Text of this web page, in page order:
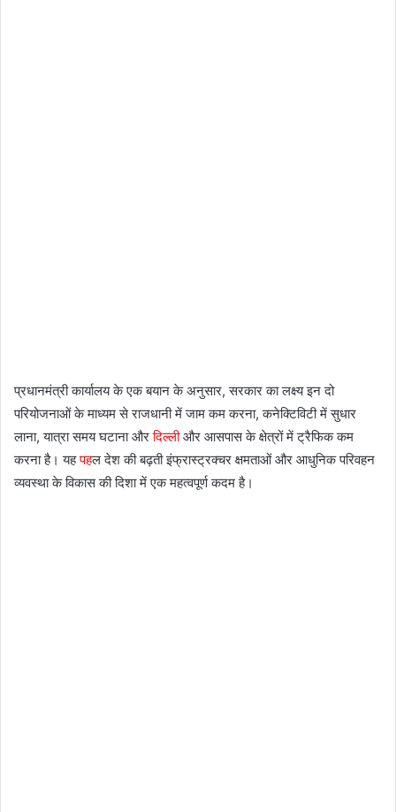
प्रधानमंत्री कार्यालय के एक बयान के अनुसार, सरकार का लक्ष्य इन दो
परियोजनाओं के माध्यम से राजधानी में जाम कम करना, कनेक्टिविटी में सुधार
लाना, यात्रा समय घटाना औरदिल्लीऔर आसपास के क्षेत्रों में ट्रैफिक कम
करना है। यहपहल देश की बढ़ती इंफ्रास्ट्रक्चर क्षमताओं और आधुनिक परिवहन
व्यवस्था के विकास की दिशा में एक महत्वपूर्ण कदम है।